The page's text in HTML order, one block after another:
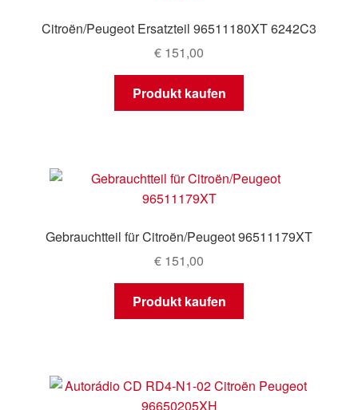
Citroën/Peugeot Ersatzteil 96511180XT 6242C3
€ 151,00
Produkt kaufen
Gebrauchtteil für Citroën/Peugeot 96511179XT
€ 151,00
Produkt kaufen